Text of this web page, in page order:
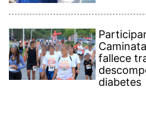
fallece
diabetes